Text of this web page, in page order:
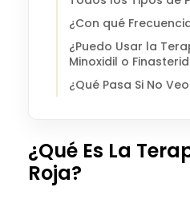
¿Con qué
¿Puedo Usar la
Minoxidil o
¿Qué Pasa Si No
¿Qué Es La
Roja?